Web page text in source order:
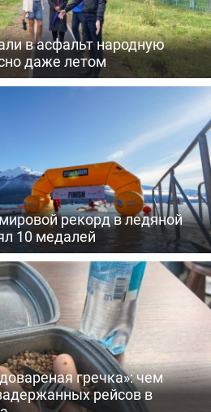
в асфальт народную
даже летом
рекорд в ледяной
10 медалей
гречка»: чем
рейсов в